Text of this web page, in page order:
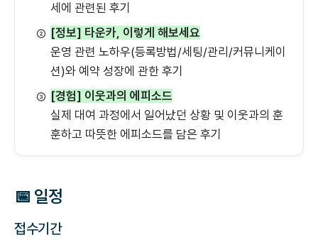
세에 관련된 후기
② [정보] 타운카, 이렇게 해보세요
운영 관련 노하우(등록방법/세팅/관리/커뮤니케이
션)와 예약 성장에 관한 후기
③ [경험] 이웃과의 에피소드
실제 대여 과정에서 일어났던 상황 및 이웃과의 훈
훈하고 따뜻한 에피소드를 담은 후기
📅 일정
접수기간